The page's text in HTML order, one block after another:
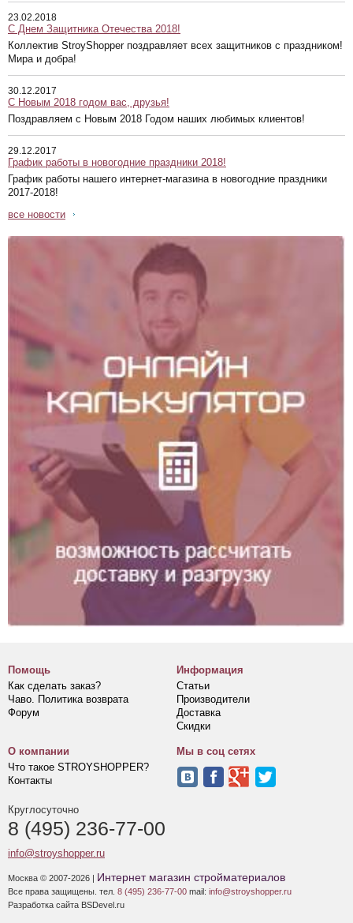
23.02.2018
С Днем Защитника Отечества 2018!
Коллектив StroyShopper поздравляет всех защитников с праздником!
Мира и добра!
30.12.2017
С Новым 2018 годом вас, друзья!
Поздравляем с Новым 2018 Годом наших любимых клиентов!
29.12.2017
График работы в новогодние праздники 2018!
График работы нашего интернет-магазина в новогодние праздники
2017-2018!
все новости
Помощь
Как сделать заказ?
Чаво. Политика возврата
Форум
Информация
Статьи
Производители
Доставка
Скидки
О компании
Что такое STROYSHOPPER?
Контакты
Мы в соц сетях
Круглосуточно
8 (495) 236-77-00
info@stroyshopper.ru
Москва © 2007-2026 | Интернет магазин стройматериалов
Все права защищены. тел. 8 (495) 236-77-00 mail: info@stroyshopper.ru
Разработка сайта BSDevel.ru